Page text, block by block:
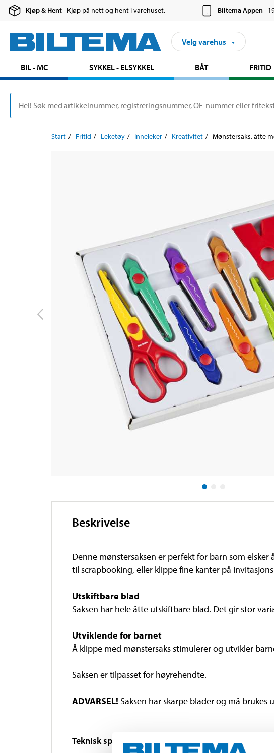
Kjøp & Hent- Kjøp på nett og hent i varehuset. Biltema Appen-
Velg varehus
BIL - MC SYKKEL - ELSYKKEL BÅT FRITID
Start Fritid Leketøy Inneleker Kreativitet Mønstersaks, åtte
Beskrivelse
Denne mønstersaksen er perfekt for barn som
til scrapbooking, eller klippe fine kanter på
Utskiftbare blad
Saksen har hele åtte utskiftbare blad. Det gir stor
Utviklende for barnet
Å klippe med mønstersaks stimulerer og utvikler
Saksen er tilpasset for høyrehendte.
ADVARSEL! Saksen har skarpe blader og må brukes
Teknisk spesifikasjon